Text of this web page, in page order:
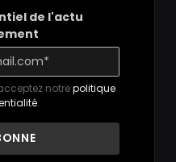
de l'actu
notrepolitique
.